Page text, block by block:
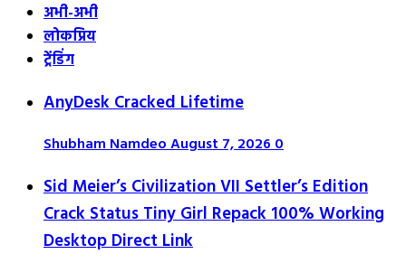
अभी-अभी
लोकप्रिय
ट्रेंडिंग
AnyDesk Cracked Lifetime
Shubham NamdeoAugust 7, 20260
Sid Meier’s Civilization VII Settler’s Edition
Crack Status Tiny Girl Repack 100% Working
Desktop Direct Link